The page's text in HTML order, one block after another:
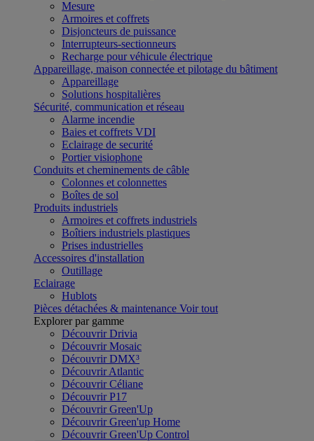
Mesure
Armoires et coffrets
Disjoncteurs de puissance
Interrupteurs-sectionneurs
Recharge pour véhicule électrique
Appareillage, maison connectée et pilotage du bâtiment
Appareillage
Solutions hospitalières
Sécurité, communication et réseau
Alarme incendie
Baies et coffrets VDI
Eclairage de securité
Portier visiophone
Conduits et cheminements de câble
Colonnes et colonnettes
Boîtes de sol
Produits industriels
Armoires et coffrets industriels
Boîtiers industriels plastiques
Prises industrielles
Accessoires d'installation
Outillage
Eclairage
Hublots
Pièces détachées & maintenance Voir tout
Explorer par gamme
Découvrir Drivia
Découvrir Mosaic
Découvrir DMX³
Découvrir Atlantic
Découvrir Céliane
Découvrir P17
Découvrir Green'Up
Découvrir Green'up Home
Découvrir Green'Up Control